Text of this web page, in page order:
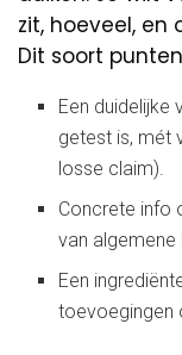
zit, hoeveel,
Dit soort
Een duidelijke
getest is, mét
losse claim).
Concrete info
van algemene
Een
toevoegingen